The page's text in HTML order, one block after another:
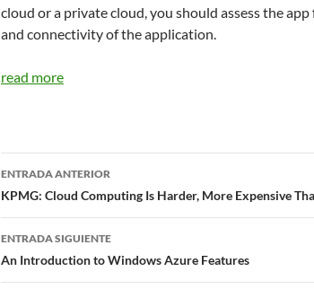
cloud or a private cloud, you should assess the
and connectivity of the application.
read more
Navegador
de
entradas
ENTRADA ANTERIOR
KPMG: Cloud Computing Is Harder, More Expensive
ENTRADA SIGUIENTE
An Introduction to Windows Azure Features